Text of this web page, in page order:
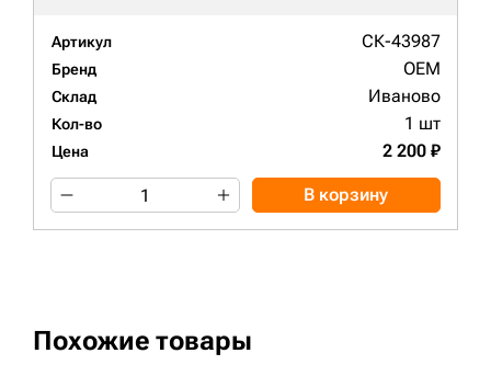
Артикул СК-43987
Бренд OEM
Склад Иваново
Кол-во 1 шт
Цена 2 200 ₽
В корзину
Похожие товары